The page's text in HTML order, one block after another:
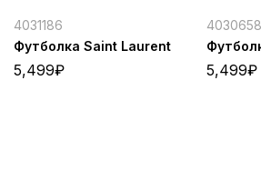
4031186
Футболка Saint Laurent
5,499₽
4030658
5,499₽